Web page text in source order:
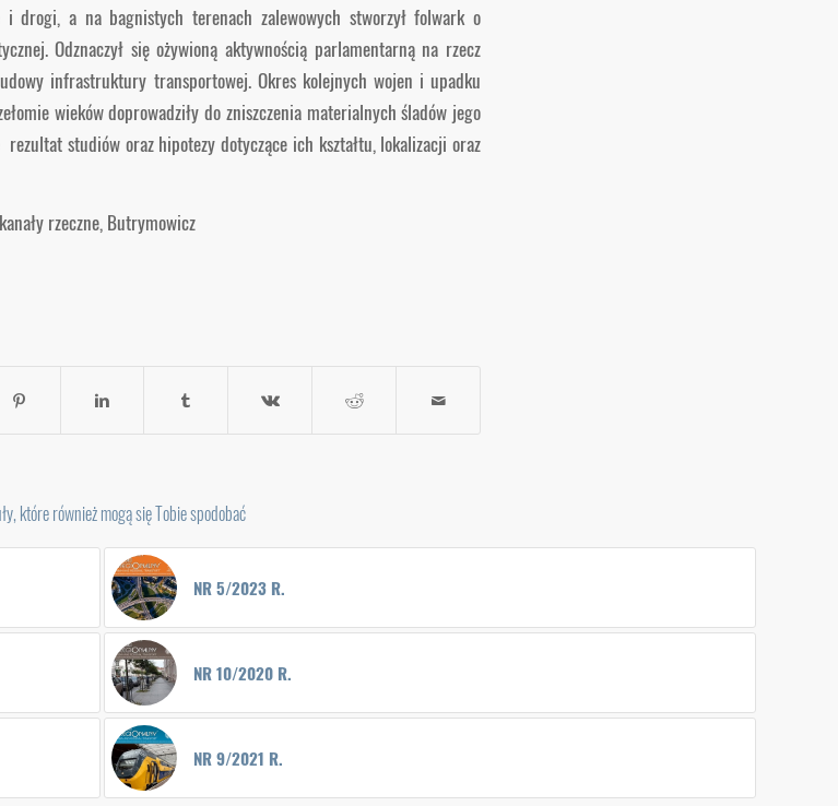
i drogi, a na bagnistych terenach zalewowych stworzył folwark o
Odznaczył się ożywioną aktywnością parlamentarną na rzecz
infrastruktury transportowej. Okres kolejnych wojen i upadku
wieków doprowadziły do zniszczenia materialnych śladów jego
studiów oraz hipotezy dotyczące ich kształtu, lokalizacji oraz
rzeczne, Butrymowicz
które również mogą się Tobie spodobać
NR 5/2023 R.
NR 10/2020 R.
NR 9/2021 R.